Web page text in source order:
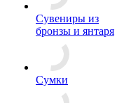
Сувениры из
бронзы и янтаря
Сумки